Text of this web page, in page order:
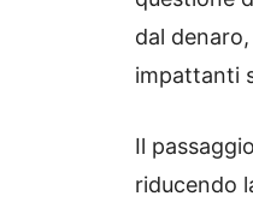
dal
impattanti
Il
riducendo